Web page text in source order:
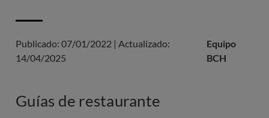
Publicado: 07/01/2022 | Actualizado:
14/04/2025
Equipo
BCH
Guías de restaurante